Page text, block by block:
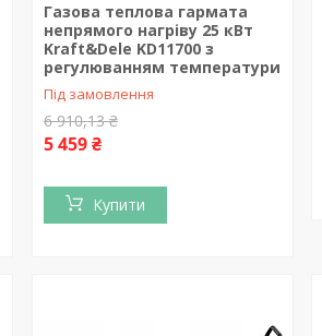
Газова теплова гармата
непрямого нагріву 25 кВт
Kraft&Dele KD11700 з
регулюванням температури
Під замовлення
6 910,13 ₴
5 459 ₴
Купити